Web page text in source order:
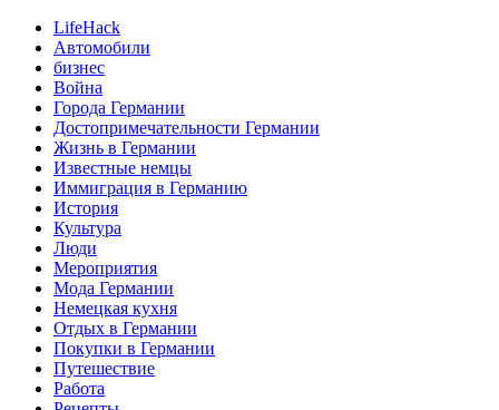
LifeHack
Автомобили
бизнес
Война
Города Германии
Достопримечательности Германии
Жизнь в Германии
Известные немцы
Иммиграция в Германию
История
Культура
Люди
Мероприятия
Мода Германии
Немецкая кухня
Отдых в Германии
Покупки в Германии
Путешествие
Работа